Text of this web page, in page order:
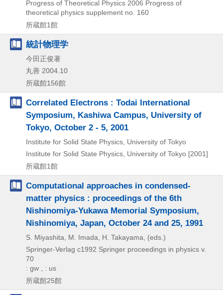
Progress of Theoretical Physics 2006 Progress of
theoretical physics supplement no. 160
所蔵館1館
統計物理学
今田正俊著
丸善 2004.10
所蔵館156館
Correlated Electrons : Todai International
Symposium, Kashiwa Campus, University of
Tokyo, October 2 - 5, 2001
Institute for Solid State Physics, University of Tokyo
Institute for Solid State Physics, University of Tokyo [2001]
所蔵館1館
Computational approaches in condensed-
matter physics : proceedings of the 6th
Nishinomiya-Yukawa Memorial Symposium,
Nishinomiya, Japan, October 24 and 25, 1991
S. Miyashita, M. Imada, H. Takayama, (eds.)
Springer-Verlag c1992 Springer proceedings in physics v.
70
: gw , : us
所蔵館25館